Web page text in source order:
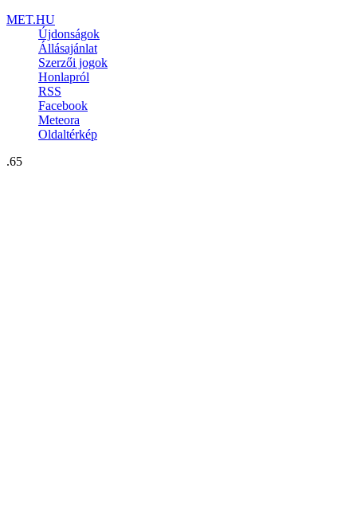
MET.HU
Újdonságok
Állásajánlat
Szerzői jogok
Honlapról
RSS
Facebook
Meteora
Oldaltérkép
.65